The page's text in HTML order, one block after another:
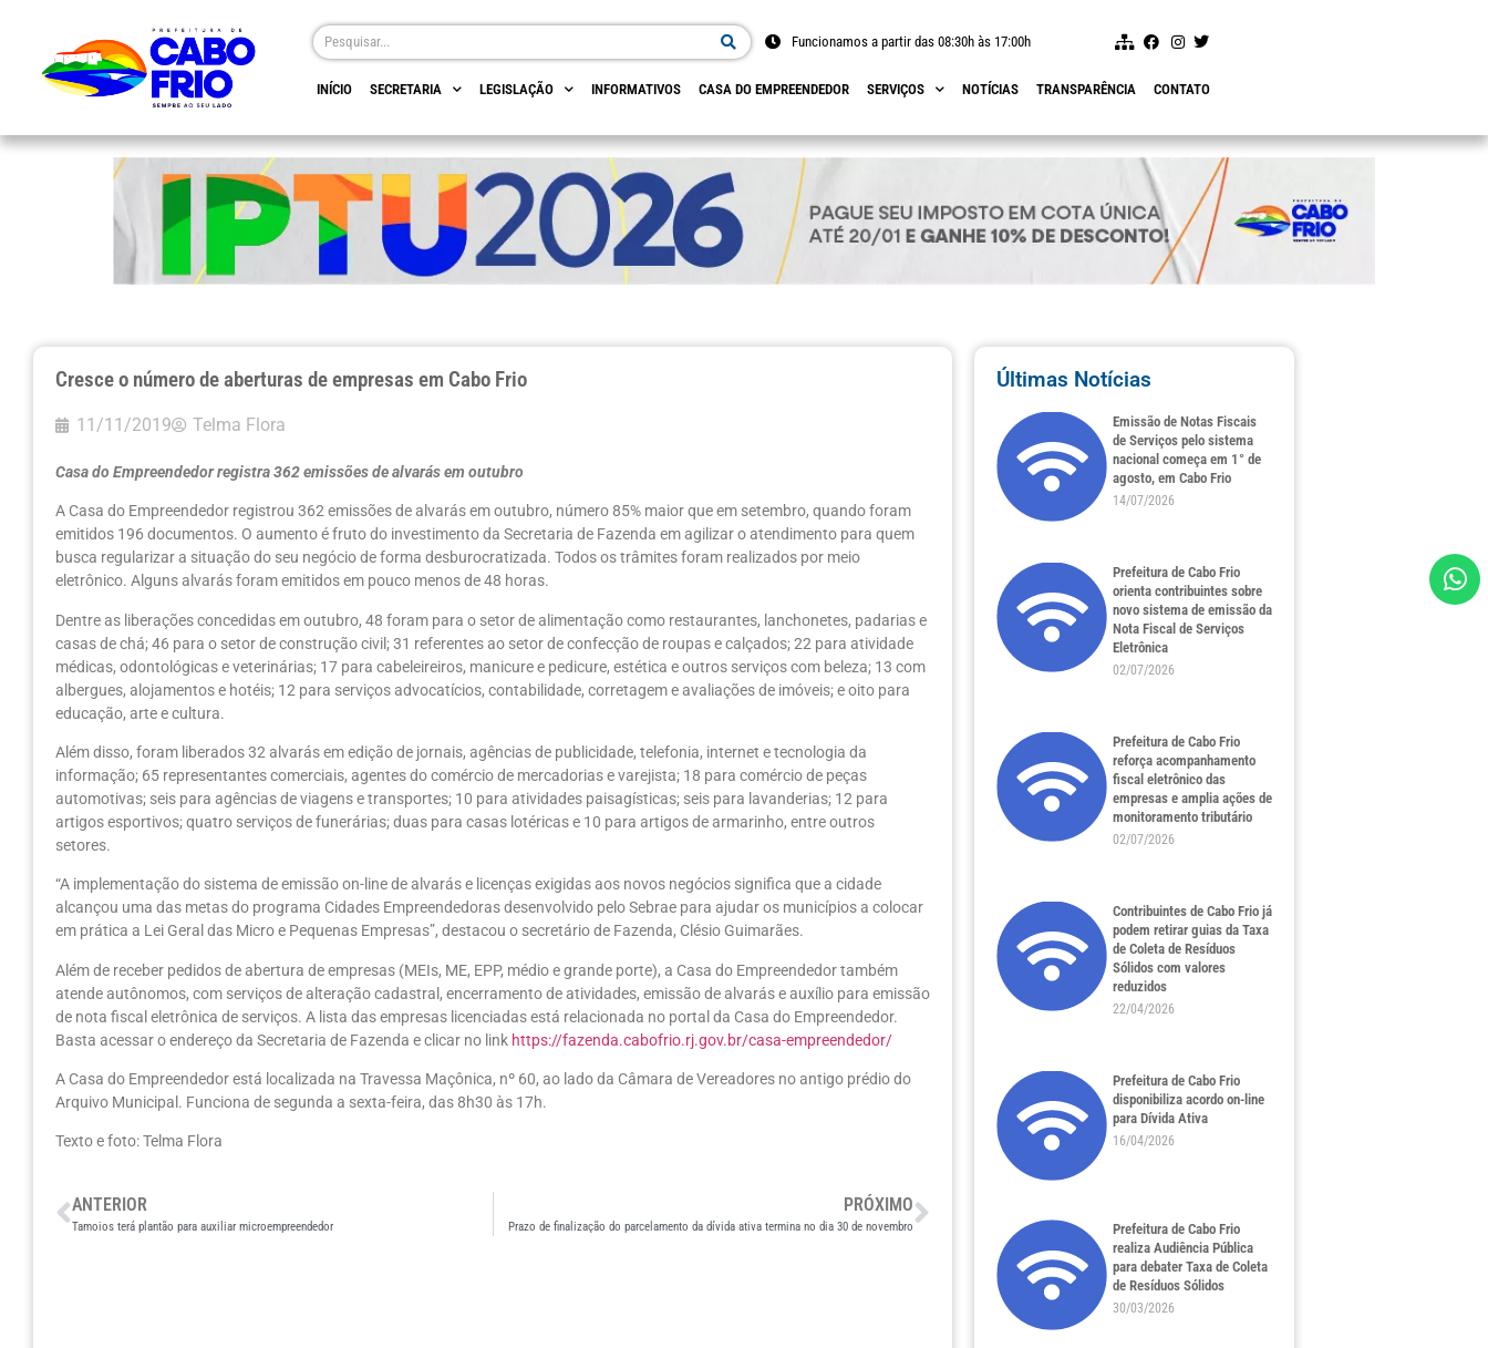
Funcionamos a partir das 08:30h às 17:00h
INÍCIO SECRETARIA LEGISLAÇÃO INFORMATIVOS CASA DO EMPREENDEDOR SERVIÇOS NOTÍCIAS TRANSPARÊNCIA CONTATO
Cresce o número de aberturas de empresas em Cabo Frio
11/11/2019 Telma Flora
Casa do Empreendedor registra 362 emissões de alvarás em outubro
A Casa do Empreendedor registrou 362 emissões de alvarás em outubro, número 85% maior que em setembro, quando foram
emitidos 196 documentos. O aumento é fruto do investimento da Secretaria de Fazenda em agilizar o atendimento para quem
busca regularizar a situação do seu negócio de forma desburocratizada. Todos os trâmites foram realizados por meio
eletrônico. Alguns alvarás foram emitidos em pouco menos de 48 horas.
Dentre as liberações concedidas em outubro, 48 foram para o setor de alimentação como restaurantes, lanchonetes, padarias e
casas de chá; 46 para o setor de construção civil; 31 referentes ao setor de confecção de roupas e calçados; 22 para atividade
médicas, odontológicas e veterinárias; 17 para cabeleireiros, manicure e pedicure, estética e outros serviços com beleza; 13 com
albergues, alojamentos e hotéis; 12 para serviços advocatícios, contabilidade, corretagem e avaliações de imóveis; e oito para
educação, arte e cultura.
Além disso, foram liberados 32 alvarás em edição de jornais, agências de publicidade, telefonia, internet e tecnologia da
informação; 65 representantes comerciais, agentes do comércio de mercadorias e varejista; 18 para comércio de peças
automotivas; seis para agências de viagens e transportes; 10 para atividades paisagísticas; seis para lavanderias; 12 para
artigos esportivos; quatro serviços de funerárias; duas para casas lotéricas e 10 para artigos de armarinho, entre outros
setores.
“A implementação do sistema de emissão on-line de alvarás e licenças exigidas aos novos negócios significa que a cidade
alcançou uma das metas do programa Cidades Empreendedoras desenvolvido pelo Sebrae para ajudar os municípios a colocar
em prática a Lei Geral das Micro e Pequenas Empresas”, destacou o secretário de Fazenda, Clésio Guimarães.
Além de receber pedidos de abertura de empresas (MEIs, ME, EPP, médio e grande porte), a Casa do Empreendedor também
atende autônomos, com serviços de alteração cadastral, encerramento de atividades, emissão de alvarás e auxílio para emissão
de nota fiscal eletrônica de serviços. A lista das empresas licenciadas está relacionada no portal da Casa do Empreendedor.
Basta acessar o endereço da Secretaria de Fazenda e clicar no link https://fazenda.cabofrio.rj.gov.br/casa-empreendedor/
A Casa do Empreendedor está localizada na Travessa Maçônica, nº 60, ao lado da Câmara de Vereadores no antigo prédio do
Arquivo Municipal. Funciona de segunda a sexta-feira, das 8h30 às 17h.
Texto e foto: Telma Flora
ANTERIOR
Tamoios terá plantão para auxiliar microempreendedor
PRÓXIMO
Prazo de finalização do parcelamento da dívida ativa termina no dia 30 de novembro
Últimas Notícias
Emissão de Notas Fiscais
de Serviços pelo sistema
nacional começa em 1° de
agosto, em Cabo Frio
14/07/2026
Prefeitura de Cabo Frio
orienta contribuintes sobre
novo sistema de emissão da
Nota Fiscal de Serviços
Eletrônica
02/07/2026
Prefeitura de Cabo Frio
reforça acompanhamento
fiscal eletrônico das
empresas e amplia ações de
monitoramento tributário
02/07/2026
Contribuintes de Cabo Frio já
podem retirar guias da Taxa
de Coleta de Resíduos
Sólidos com valores
reduzidos
22/04/2026
Prefeitura de Cabo Frio
disponibiliza acordo on-line
para Dívida Ativa
16/04/2026
Prefeitura de Cabo Frio
realiza Audiência Pública
para debater Taxa de Coleta
de Resíduos Sólidos
30/03/2026